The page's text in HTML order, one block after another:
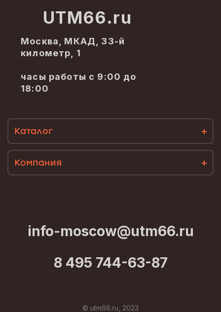
UTM66.ru
Москва, МКАД, 33-й
километр, 1
часы работы с 9:00 до
18:00
Каталог
Компания
info-moscow@utm66.ru
8 495 744-63-87
© utm66.ru, 2023